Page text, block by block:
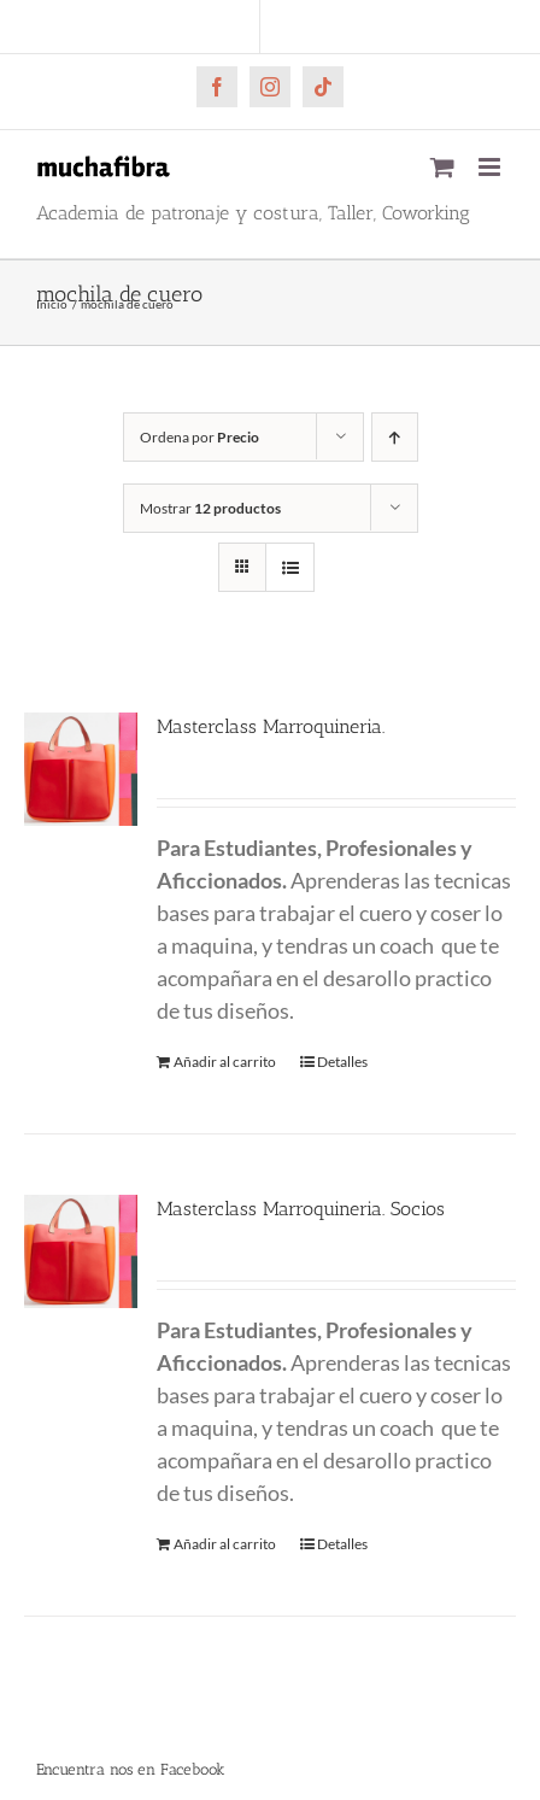
al
FacebookInstagramTiktok
Academia de patronaje y costura, Taller, Coworking
mochila de cuero
Inicio mochila de cuero
Ordena por Precio
Mostrar 12 productos
Masterclass Marroquineria.
Para Estudiantes, Profesionales y
Aficcionados.Aprenderas las tecnicas
bases para trabajar el cuero y coser lo
a maquina, y tendras un coach que te
acompañara en el desarollo practico
de tus diseños.
Añadir al carrito Detalles
Masterclass Marroquineria. Socios
Para Estudiantes, Profesionales y
Aficcionados.Aprenderas las tecnicas
bases para trabajar el cuero y coser lo
a maquina, y tendras un coach que te
acompañara en el desarollo practico
de tus diseños.
Añadir al carrito Detalles
Encuentra nos en Facebook